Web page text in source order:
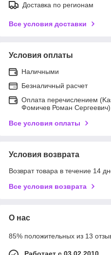
Доставка по регионам
Все условия доставки
Условия оплаты
Наличными
Безналичный расчет
Оплата перечислением
Фомичев Роман Сергеевич)
Все условия оплаты
Условия возврата
Возврат товара в течение 14
Все условия возврата
О нас
85% положительных из 13
Работает с 03.02.2010